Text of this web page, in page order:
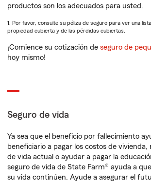
productos son los adecuados para usted.
1. Por favor, consulte su póliza de seguro para ver una
propiedad cubierta y de las pérdidas cubiertas.
¡Comience su cotización de seguro de
hoy mismo!
Seguro de vida
Ya sea que el beneficio por fallecimiento
beneficiario a pagar los costos de vivienda,
de vida actual o ayudar a pagar la
seguro de vida de State Farm® ayuda a
su vida continúen. Ayude a asegurar el